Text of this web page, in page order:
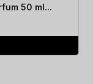
50 ml...